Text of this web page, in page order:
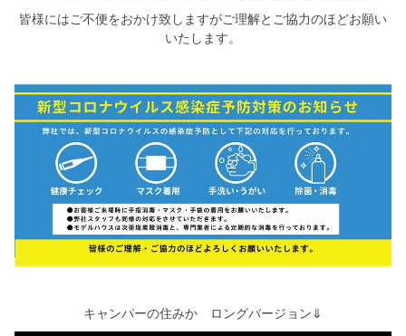
皆様にはご不便をおかけ致しますがご理解とご協力のほどお願い
いたします。
キャンパーの住みか ロングバージョン⇓